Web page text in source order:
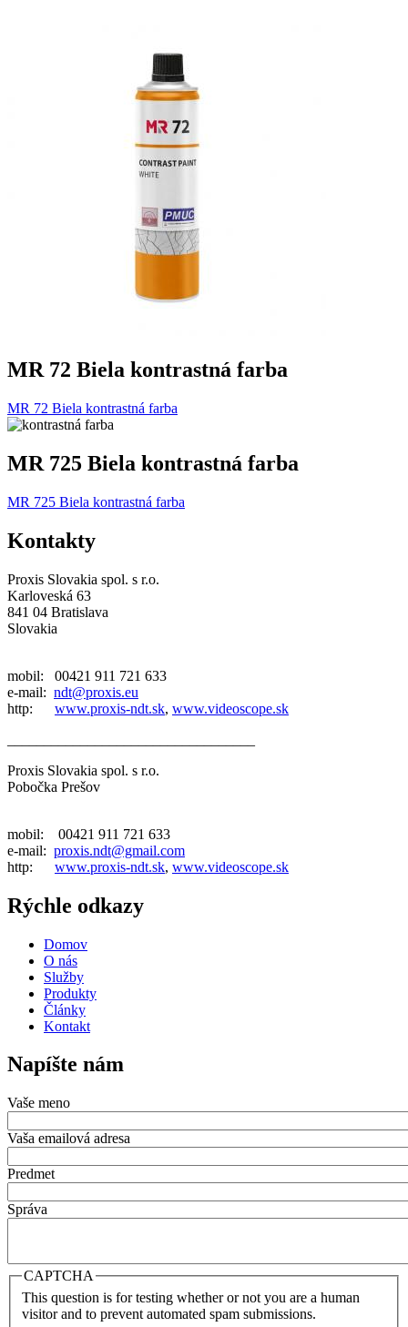
MR 72 Biela kontrastná farba
MR 72 Biela kontrastná farba
MR 725 Biela kontrastná farba
MR 725 Biela kontrastná farba
Kontakty
Proxis Slovakia spol. s r.o.
Karloveská 63
841 04 Bratislava
Slovakia
mobil: 00421 911 721 633
e-mail: ndt@proxis.eu
http: www.proxis-ndt.sk, www.videoscope.sk
Proxis Slovakia spol. s r.o.
Pobočka Prešov
mobil: 00421 911 721 633
e-mail: proxis.ndt@gmail.com
http: www.proxis-ndt.sk, www.videoscope.sk
Rýchle odkazy
Domov
O nás
Služby
Produkty
Články
Kontakt
Napíšte nám
Vaše meno
Vaša emailová adresa
Predmet
Správa
CAPTCHA
This question is for testing whether or not you are a human
visitor and to prevent automated spam submissions.